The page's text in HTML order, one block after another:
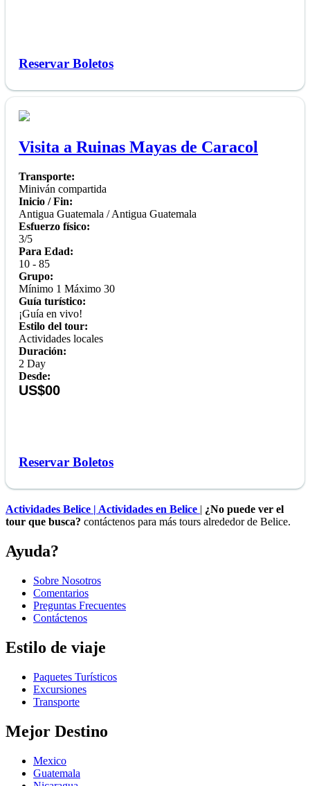
Reservar Boletos
Visita a Ruinas Mayas de Caracol
Transporte:
Miniván compartida
Inicio / Fin:
Antigua Guatemala / Antigua Guatemala
Esfuerzo físico:
3/5
Para Edad:
10 - 85
Grupo:
Mínimo 1 Máximo 30
Guía turístico:
¡Guía en vivo!
Estilo del tour:
Actividades locales
Duración:
2 Day
Desde:
US$00
Reservar Boletos
Actividades Belice | Actividades en Belice | ¿No puede ver el
tour que busca? contáctenos para más tours alrededor de Belice.
Ayuda?
Sobre Nosotros
Comentarios
Preguntas Frecuentes
Contáctenos
Estilo de viaje
Paquetes Turísticos
Excursiones
Transporte
Mejor Destino
Mexico
Guatemala